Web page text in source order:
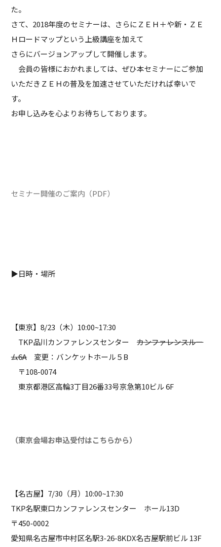
た。
さて、2018年度のセミナーは、さらにＺＥＨ＋や新・ＺＥ
Ｈロードマップという上級講座を加えて
さらにバージョンアップして開催します。
会員の皆様におかれましては、ぜひ本セミナーにご参加
いただきＺＥＨの普及を加速させていただければ幸いで
す。
お申し込みを心よりお待ちしております。
セミナー開催のご案内（PDF）
▶日時・場所
【東京】8/23（木）10:00~17:30
TKP品川カンファレンスセンターカンファレンスルー
ム6A変更：バンケットホール５B
〒108-0074
東京都港区高輪3丁目26番33号京急第10ビル 6F
（東京会場お申込受付はこちらから）
【名古屋】7/30（月）10:00~17:30
TKP名駅東口カンファレンスセンター ホール13D
〒450-0002
愛知県名古屋市中村区名駅3-26-8KDX名古屋駅前ビル 13F